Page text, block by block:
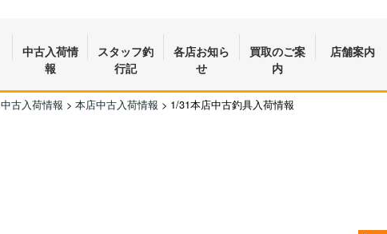
中古入荷情
報
スタッフ釣
行記
各店お知ら
せ
買取のご案
内
店舗案内
中古入荷情報 > 本店中古入荷情報 > 1/31本店中古釣具入荷情報